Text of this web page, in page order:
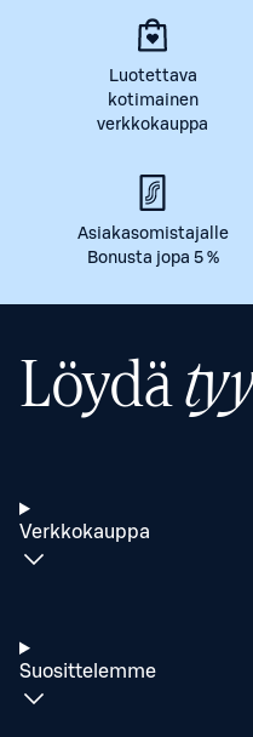
Luotettava
kotimainen
verkkokauppa
Asiakasomistajalle
Bonusta jopa 5 %
Löydä
Verkkokauppa
Suosittelemme